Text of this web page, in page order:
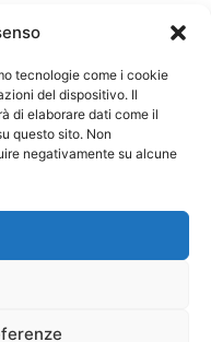
tecnologie come i cookie
del dispositivo. Il
di elaborare dati come il
questo sito. Non
negativamente su alcune
Ordini dei Biologi:
www.fnob.it:
Policy